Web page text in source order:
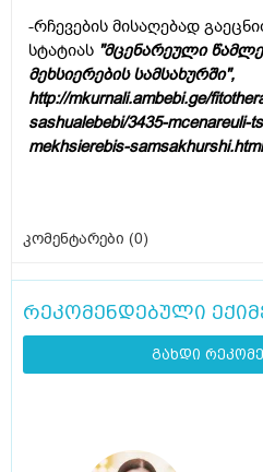
-რჩევების მისაღებად
სტატიას "მცენარეული
მეხსიერების სამსახურში",
http://mkurnali.ambebi.ge/
sashualebebi/3435-mcenareuli-
mekhsierebis-samsakhurshi.html
კომენტარები (0)
რეკომენდებული
გახდი